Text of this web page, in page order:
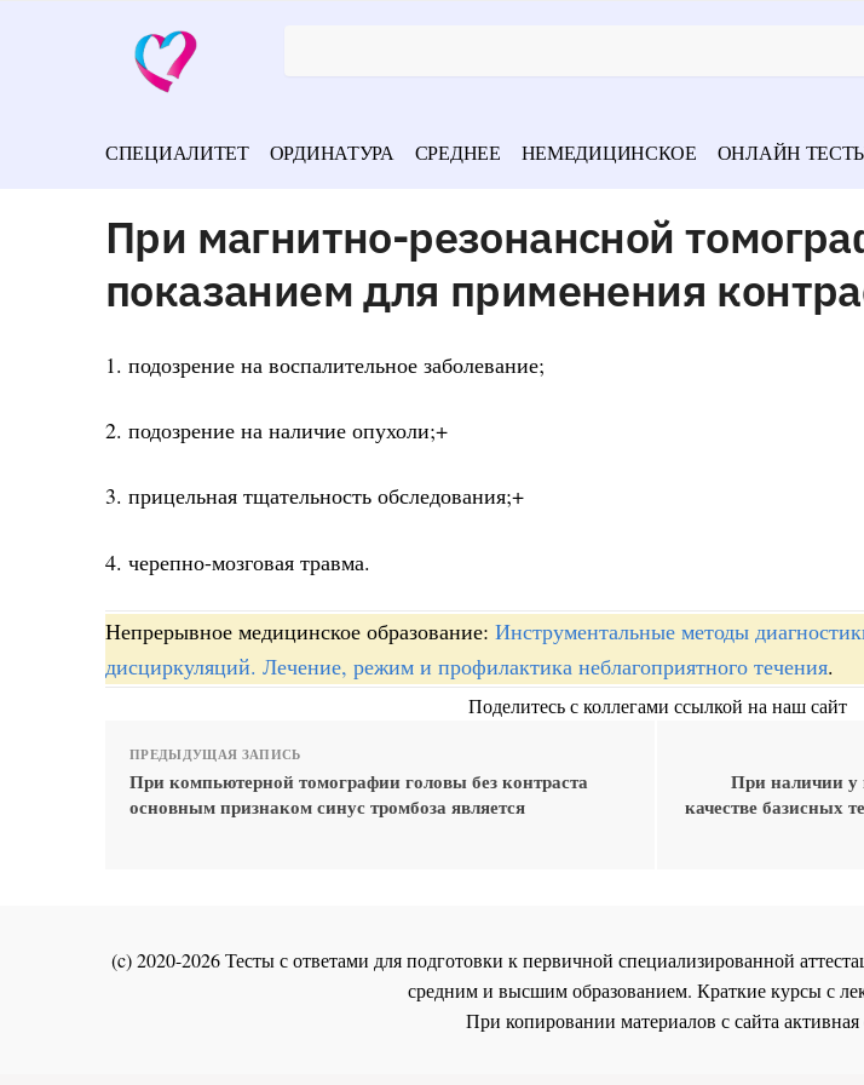
СПЕЦИАЛИТЕТ ОРДИНАТУРА СРЕДНЕЕ НЕМЕДИЦИНСКОЕ ОНЛАЙН
При магнитно-резонансной
показанием для применения
1. подозрение на воспалительное заболевание;
2. подозрение на наличие опухоли;+
3. прицельная тщательность обследования;+
4. черепно-мозговая травма.
Непрерывное медицинское образование: Инструментальные методы
дисциркуляций. Лечение, режим и профилактика неблагоприятного течения.
Поделитесь с коллегами ссылкой на наш сайт
ПРЕДЫДУЩАЯ ЗАПИСЬ
При компьютерной томографии головы без контраста
основным признаком синус тромбоза является
При наличии у
качестве базисных
(c) 2020-2026 Тесты с ответами для подготовки к первичной специализированной
средним и высшим образованием. Краткие курсы с
При копировании материалов с сайта